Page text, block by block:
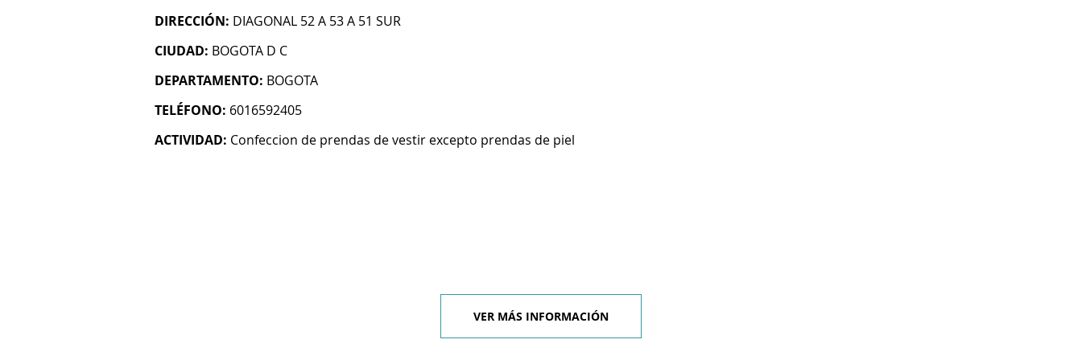
DIRECCIÓN: DIAGONAL 52 A 53 A 51 SUR
CIUDAD: BOGOTA D C
DEPARTAMENTO: BOGOTA
TELÉFONO: 6016592405
ACTIVIDAD: Confeccion de prendas de vestir excepto prendas de piel
VER MÁS INFORMACIÓN